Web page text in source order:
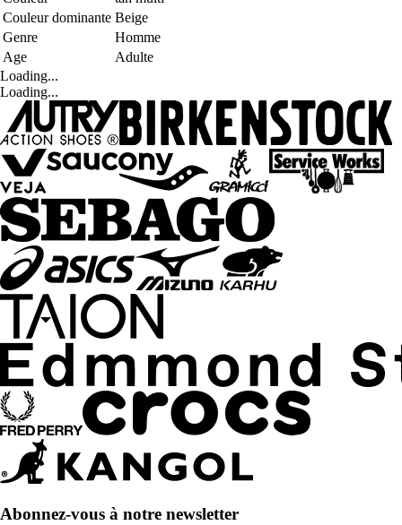
Couleur dominante Beige
Genre
Homme
Age
Adulte
Loading...
Loading...
Abonnez-vous à notre newsletter